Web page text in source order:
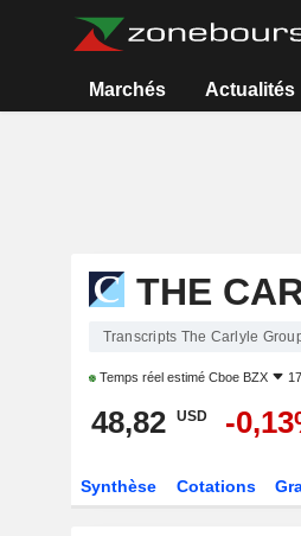
Marchés Actualités
THE
Transcripts The Carlyle
Temps réel estimé Cboe BZX
48,82 USD -
Synthèse Cotations